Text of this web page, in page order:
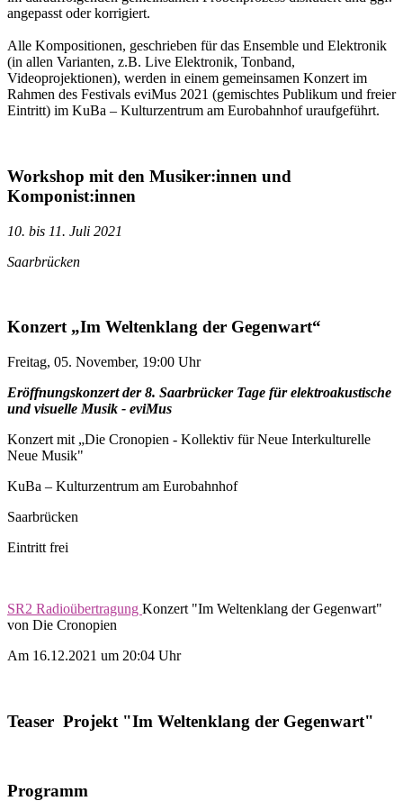
angepasst oder korrigiert.
Alle Kompositionen, geschrieben für das Ensemble und Elektronik
(in allen Varianten, z.B. Live Elektronik, Tonband,
Videoprojektionen), werden in einem gemeinsamen Konzert im
Rahmen des Festivals eviMus 2021 (gemischtes Publikum und freier
Eintritt) im KuBa – Kulturzentrum am Eurobahnhof uraufgeführt.
Workshop mit den Musiker:innen und
Komponist:innen
10. bis 11. Juli 2021
Saarbrücken
Konzert „Im Weltenklang der Gegenwart“
Freitag, 05. November, 19:00 Uhr
Eröffnungskonzert der 8. Saarbrücker Tage für elektroakustische
und visuelle Musik - eviMus
Konzert mit „Die Cronopien - Kollektiv für Neue Interkulturelle
Neue Musik"
KuBa – Kulturzentrum am Eurobahnhof
Saarbrücken
Eintritt frei
SR2 Radioübertragung Konzert "Im Weltenklang der Gegenwart"
von Die Cronopien
Am 16.12.2021 um 20:04 Uhr
Teaser Projekt "Im Weltenklang der Gegenwart"
Programm